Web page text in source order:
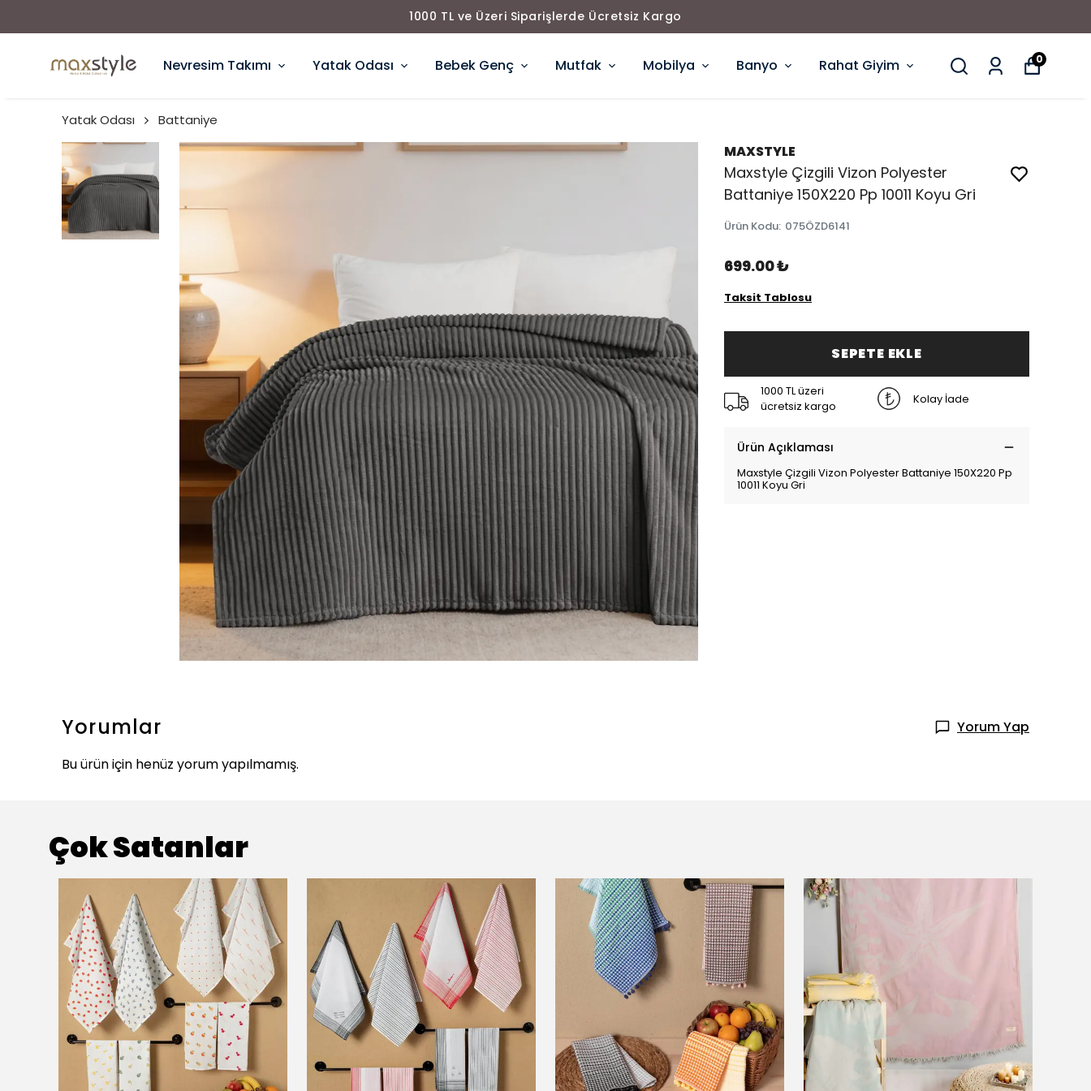
1000 TL ve Üzeri Siparişlerde Ücretsiz Kargo
Nevresim Takımı Yatak Odası Bebek Genç Mutfak Mobilya Banyo Rahat Giyim 0
Yatak Odası Battaniye
MAXSTYLE
Maxstyle Çizgili Vizon Polyester
Battaniye 150X220 Pp 10011 Koyu Gri
Ürün Kodu: 075ÖZD6141
699.00 ₺
Taksit Tablosu
SEPETE EKLE
1000 TL üzeri
ücretsiz kargo
Kolay İade
Ürün Açıklaması
Maxstyle Çizgili Vizon Polyester Battaniye 150X220 Pp
10011 Koyu Gri
Yorumlar
Yorum Yap
Bu ürün için henüz yorum yapılmamış.
Çok Satanlar